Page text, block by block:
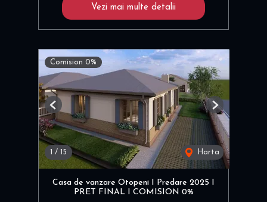
Vezi mai multe detalii
Comision 0%
/ 15 Harta
Previous Next
Casa de vanzare Otopeni I Predare 2025 I
PRET FINAL I COMISION 0%